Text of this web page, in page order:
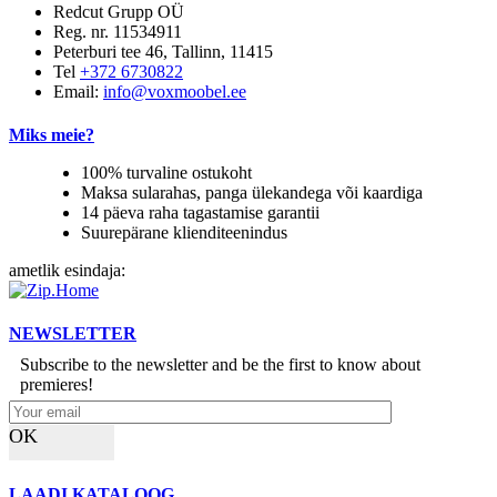
Redcut Grupp OÜ
Reg. nr. 11534911
Peterburi tee 46, Tallinn, 11415
Tel +372 6730822
Email: info@voxmoobel.ee
Miks meie?
100% turvaline ostukoht
Maksa sularahas, panga ülekandega või kaardiga
14 päeva raha tagastamise garantii
Suurepärane klienditeenindus
ametlik esindaja:
NEWSLETTER
Subscribe to the newsletter and be the first to know about
premieres!
OK